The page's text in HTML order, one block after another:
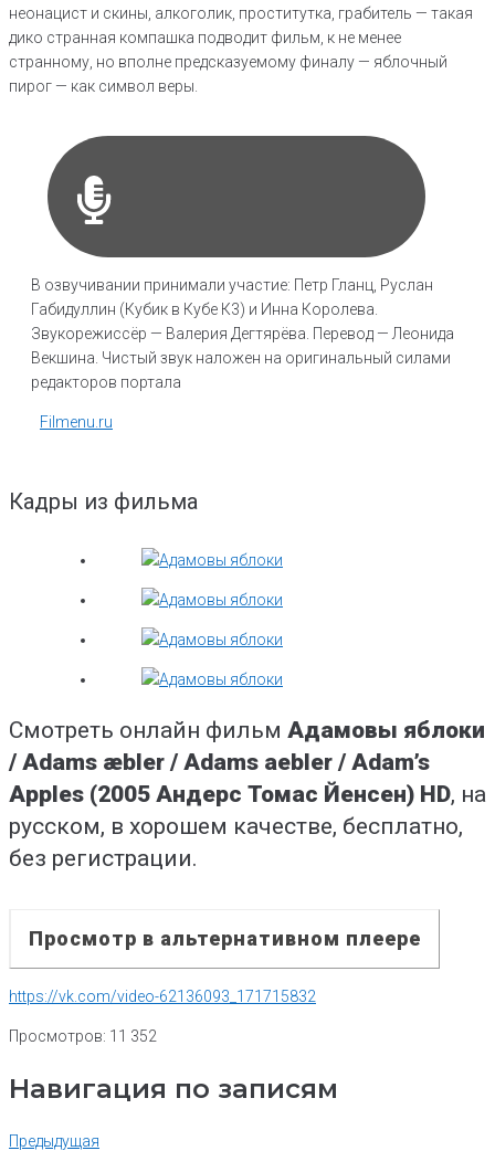
неонацист и скины, алкоголик, проститутка, грабитель — такая
дико странная компашка подводит фильм, к не менее
странному, но вполне предсказуемому финалу — яблочный
пирог — как символ веры.
В озвучивании принимали участие: Петр Гланц, Руслан
Габидуллин (Кубик в Кубе К3) и Инна Королева.
Звукорежиссёр — Валерия Дегтярёва. Перевод — Леонида
Векшина. Чистый звук наложен на оригинальный силами
редакторов портала
Filmenu.ru
Кадры из фильма
Смотреть онлайн фильм Адамовы яблоки
/ Adams æbler / Adams aebler / Adam’s
Apples (2005 Андерс Томас Йенсен) HD, на
русском, в хорошем качестве, бесплатно,
без регистрации.
Просмотр в альтернативном плеере
https://vk.com/video-62136093_171715832
Просмотров: 11 352
Навигация по записям
Предыдущая